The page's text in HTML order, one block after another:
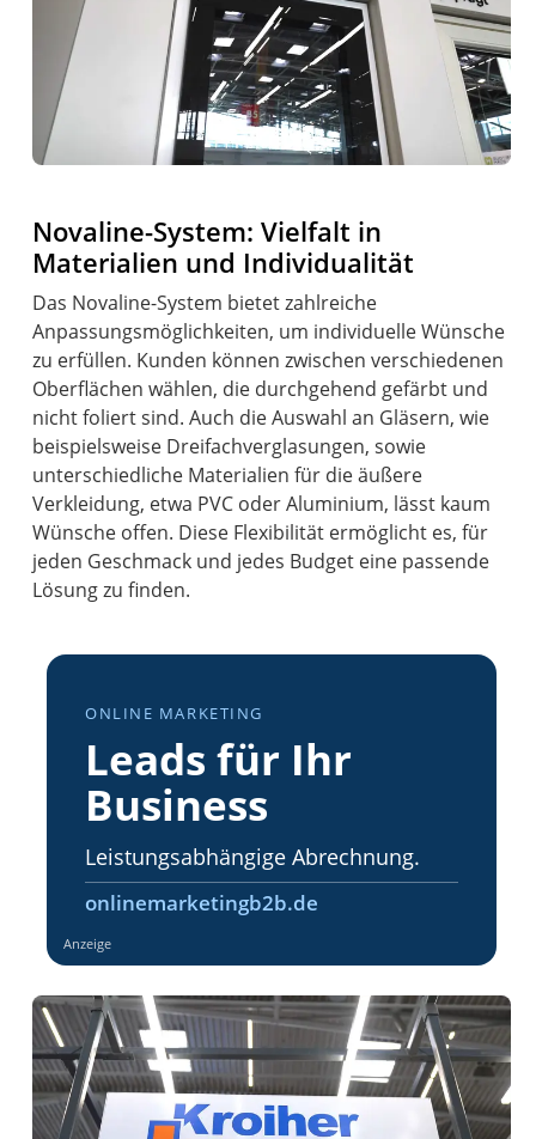
Novaline-System: Vielfalt in
Materialien und Individualität
Das Novaline-System bietet zahlreiche
Anpassungsmöglichkeiten, um individuelle Wünsche
zu erfüllen. Kunden können zwischen verschiedenen
Oberflächen wählen, die durchgehend gefärbt und
nicht foliert sind. Auch die Auswahl an Gläsern, wie
beispielsweise Dreifachverglasungen, sowie
unterschiedliche Materialien für die äußere
Verkleidung, etwa PVC oder Aluminium, lässt kaum
Wünsche offen. Diese Flexibilität ermöglicht es, für
jeden Geschmack und jedes Budget eine passende
Lösung zu finden.
ONLINE MARKETING
Leads für Ihr
Business
Leistungsabhängige Abrechnung.
onlinemarketingb2b.de
Anzeige